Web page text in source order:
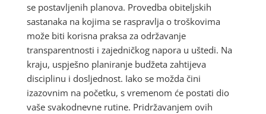
se postavljenih planova. Provedba obiteljskih
sastanaka na kojima se raspravlja o troškovima
može biti korisna praksa za održavanje
transparentnosti i zajedničkog napora u uštedi. Na
kraju, uspješno planiranje budžeta zahtijeva
disciplinu i dosljednost. Iako se možda čini
izazovnim na početku, s vremenom će postati dio
vaše svakodnevne rutine. Pridržavanjem ovih